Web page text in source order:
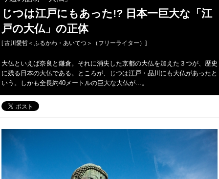
じつは江戸にもあった!? 日本一巨大な「江
戸の大仏」の正体
[ 古川愛哲＜ふるかわ・あいてつ＞（フリーライター）]
大仏といえば奈良と鎌倉。それに消失した京都の大仏を加えた３つが、歴史
に残る日本の大仏である。ところが、じつは江戸・品川にも大仏があったと
いう。しかも全長約40メートルの巨大な大仏が…。